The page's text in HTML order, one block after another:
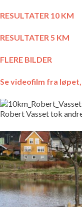
RESULTATER 10 KM
RESULTATER 5 KM
FLERE BILDER
Se videofilm fra
Robert Vasset tok